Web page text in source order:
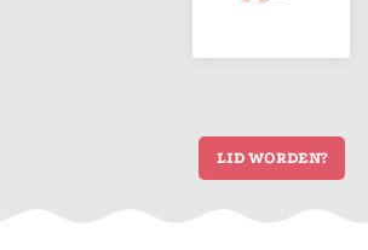
LID WORDEN?